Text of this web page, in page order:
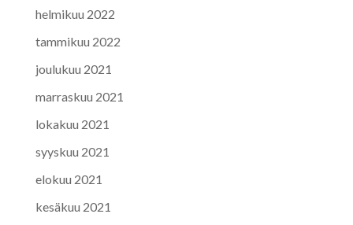
helmikuu 2022
tammikuu 2022
joulukuu 2021
marraskuu 2021
lokakuu 2021
syyskuu 2021
elokuu 2021
kesäkuu 2021